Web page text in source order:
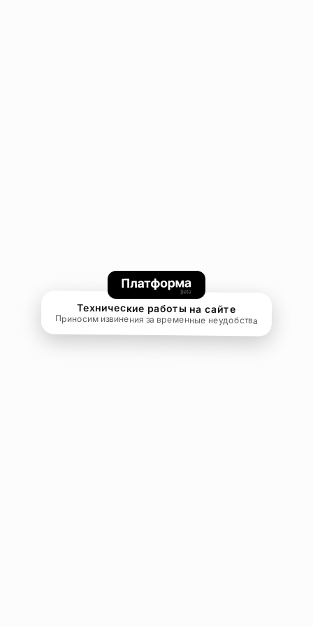
Технические работы на сайте
Приносим извинения за временные неудобства